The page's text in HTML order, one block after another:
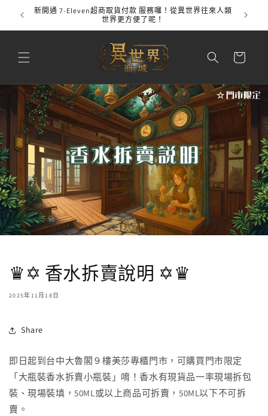
跳至內
容
新開通 7-Eleven超商取貨付款 服務囉！從異世界往來人類
世界更方便了呢！
物
♛✡ 香水拆賣說明 ✡♛
2025年11月18日
Share
即日起到台中大魯閣９樓美莎專櫃門市，可購買門市限定
「大瓶裝香水拆賣小瓶裝」唷！香水有現貨品一率現場拆包
裝、現場裝填，50ML或以上商品可拆賣，50ML以下不可拆
賣。